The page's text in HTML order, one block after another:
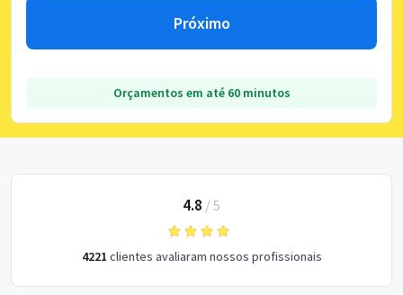
Próximo
Orçamentos em até 60 minutos
4.8 / 5
4221 clientes avaliaram nossos profissionais